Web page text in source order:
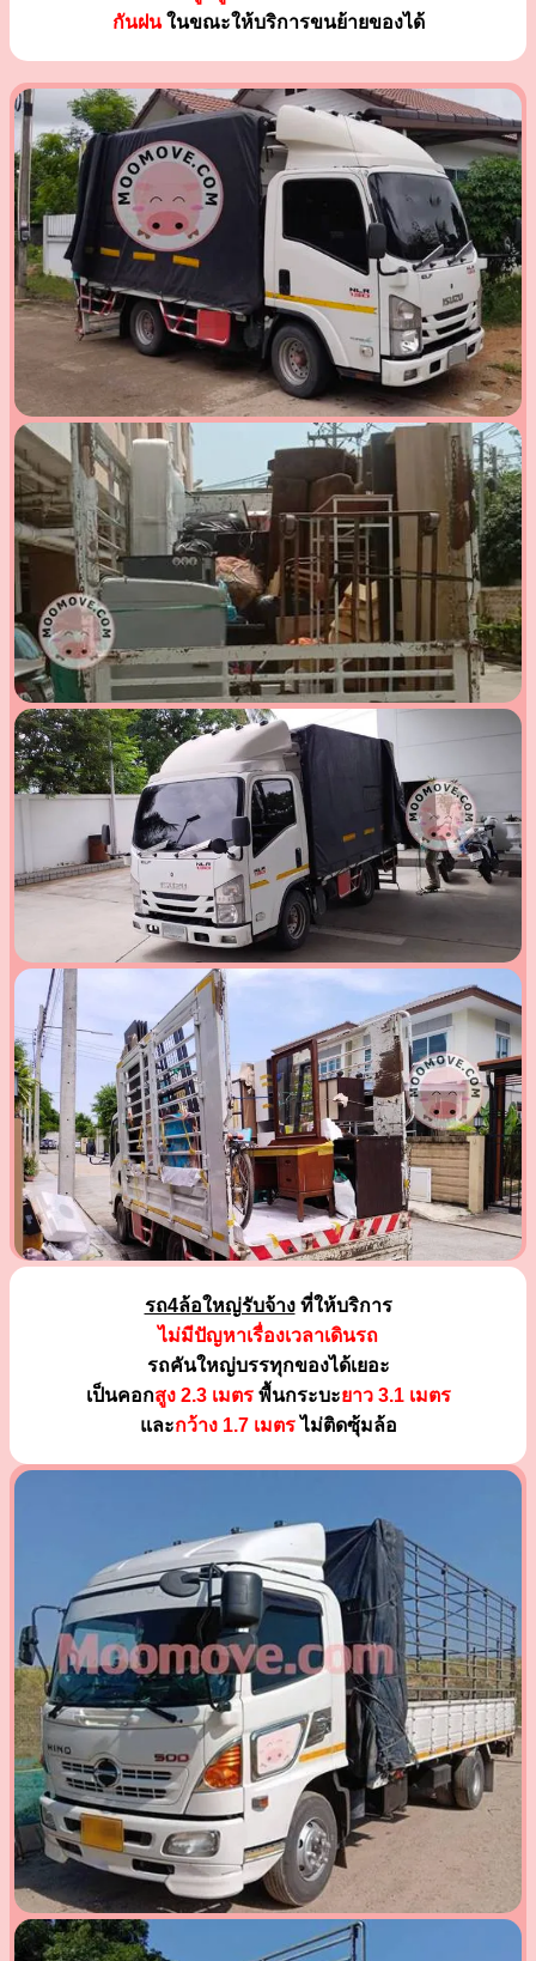
กันฝนในขณะให้บริการขนย้ายของได้
รถ4ล้อใหญ่รับจ้างที่ให้บริการ
ไม่มีปัญหาเรื่องเวลาเดินรถ
รถคันใหญ่บรรทุกของได้เยอะ
เป็นคอกสูง 2.3 เมตรพื้นกระบะยาว 3.1 เมตร
และกว้าง 1.7 เมตรไม่ติดซุ้มล้อ